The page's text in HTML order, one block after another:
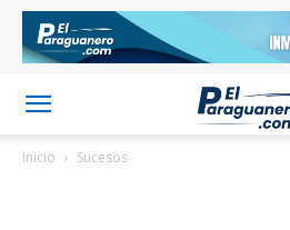
Inicio Sucesos